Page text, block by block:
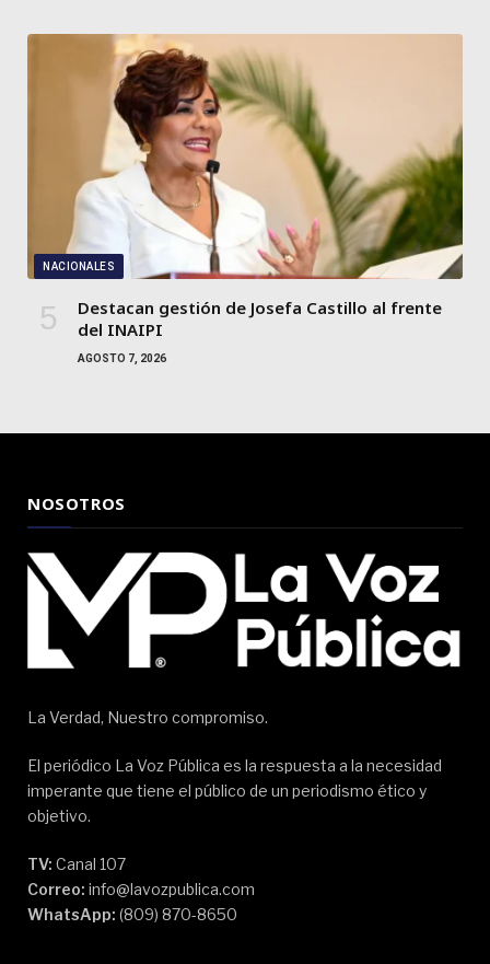
NACIONALES
Destacan gestión de Josefa Castillo al frente
del INAIPI
AGOSTO 7, 2026
NOSOTROS
La Verdad, Nuestro compromiso.
El periódico La Voz Pública es la respuesta a la necesidad
imperante que tiene el público de un periodismo ético y
objetivo.
TV: Canal 107
Correo: info@lavozpublica.com
WhatsApp: (809) 870-8650